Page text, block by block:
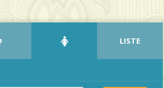
LISTE